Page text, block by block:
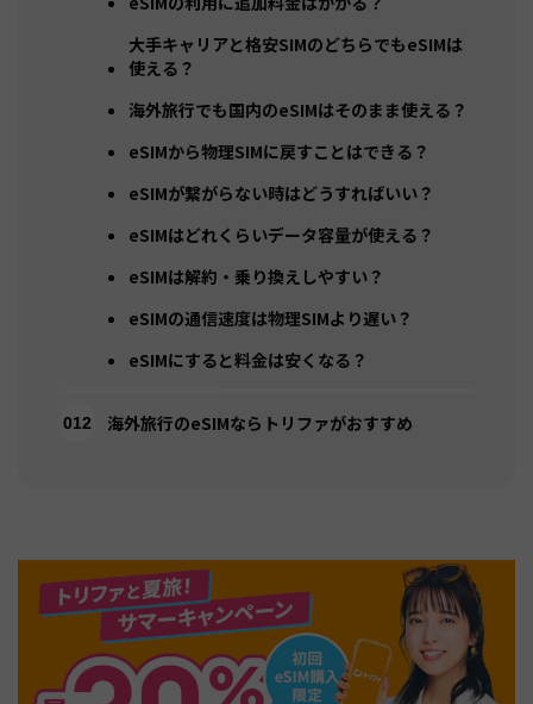
大手キャリアと格安SIMのどちらでもeSIMは
使える？
海外旅行でも国内のeSIMはそのまま使える？
eSIMから物理SIMに戻すことはできる？
eSIMが繋がらない時はどうすればいい？
eSIMはどれくらいデータ容量が使える？
eSIMは解約・乗り換えしやすい？
eSIMの通信速度は物理SIMより遅い？
eSIMにすると料金は安くなる？
海外旅行のeSIMならトリファがおすすめ